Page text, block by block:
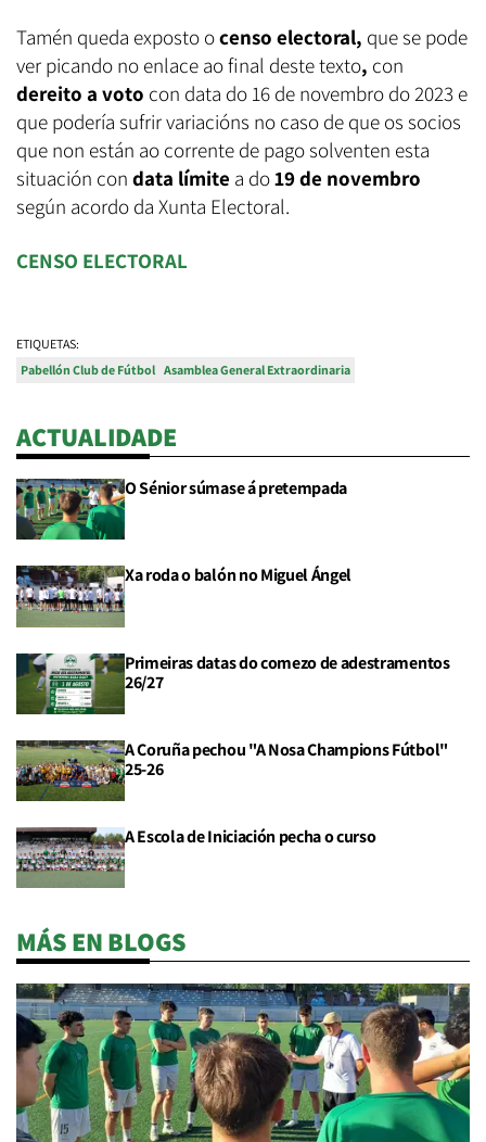
Tamén queda exposto ocenso electoral, que se pode
ver picando no enlace ao final deste texto, con
dereito a voto con data do 16 de novembro do 2023 e
que podería sufrir variacións no caso de que os socios
que non están ao corrente de pago solventen esta
situación con data límite a do19 de novembro
según acordo da Xunta Electoral.
CENSO ELECTORAL
ETIQUETAS:
Pabellón Club de Fútbol Asamblea General Extraordinaria
ACTUALIDADE
O Sénior súmase á pretempada
Xa roda o balón no Miguel Ángel
Primeiras datas do comezo de adestramentos
26/27
A Coruña pechou "A Nosa Champions Fútbol"
25-26
A Escola de Iniciación pecha o curso
MÁS EN BLOGS